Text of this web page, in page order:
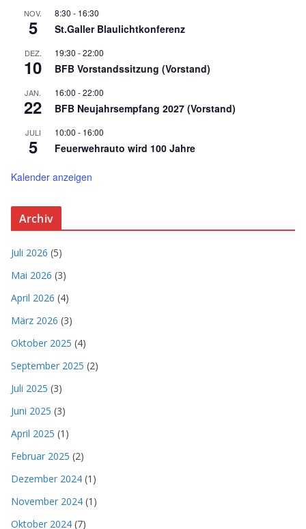
NOV.
5
8:30 - 16:30
St.Galler Blaulichtkonferenz
DEZ.
10
19:30 -22:00
BFB Vorstandssitzung (Vorstand)
JAN.
22
16:00 -22:00
BFB Neujahrsempfang 2027 (Vorstand)
JULI
5
10:00 - 16:00
Feuerwehrauto wird 100 Jahre
Kalender anzeigen
Archiv
Juli 2026 (5)
Mai 2026 (3)
April 2026 (4)
März 2026 (3)
Oktober 2025 (4)
September 2025 (2)
Juli 2025 (3)
Juni 2025 (3)
April 2025 (1)
Februar 2025 (2)
Dezember 2024 (1)
November 2024 (1)
Oktober 2024 (7)